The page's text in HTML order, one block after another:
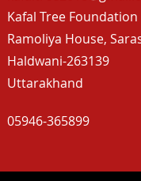
Kafal Tree Foundation
Ramoliya House,
Haldwani-263139
Uttarakhand
05946-365899